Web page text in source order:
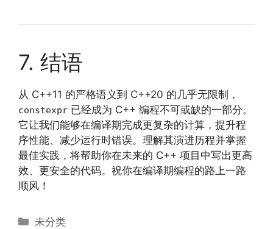
7. 结语
从 C++11 的严格语义到 C++20 的几乎无限制，
constexpr 已经成为 C++ 编程不可或缺的一部分。
它让我们能够在编译期完成更复杂的计算，提升程
序性能、减少运行时错误。理解其演进历程并掌握
最佳实践，将帮助你在未来的 C++ 项目中写出更高
效、更安全的代码。祝你在编译期编程的路上一路
顺风！
分
未分类